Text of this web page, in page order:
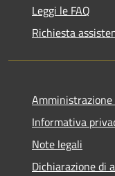
Leggi le FAQ
Richiesta
Informativa
Note legali
Dichiarazione di